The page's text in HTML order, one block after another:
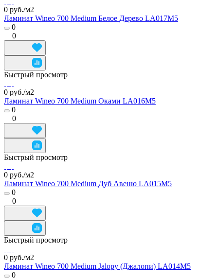
0 руб./м2
Ламинат Wineo 700 Medium Белое Дерево LA017M5
0
0
Быстрый просмотр
0 руб./м2
Ламинат Wineo 700 Medium Оками LA016M5
0
0
Быстрый просмотр
0 руб./м2
Ламинат Wineo 700 Medium Дуб Авеню LA015M5
0
0
Быстрый просмотр
0 руб./м2
Ламинат Wineo 700 Medium Jalopy (Джалопи) LA014M5
0